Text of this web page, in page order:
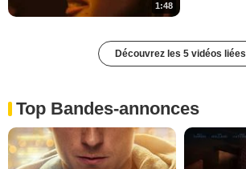
1:48
Découvrez les 5 vidéos liées
Top Bandes-annonces